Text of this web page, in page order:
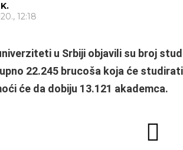
12:18
u Srbiji objavili su broj
22.245 brucoša koja će
će da dobiju 13.121 akademca.